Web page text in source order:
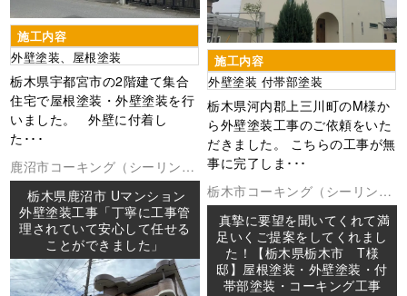
施工内容
外壁塗装、屋根塗装
栃木県宇都宮市の2階建て集合
住宅で屋根塗装・外壁塗装を行
いました。 外壁に付着し
た･･･
施工内容
外壁塗装 付帯部塗装
栃木県河内郡上三川町のM様か
ら外壁塗装工事のご依頼をいた
だきました。 こちらの工事が無
事に完了しま･･･
鹿沼市コーキング（シーリング
外壁塗装防水工事
栃木県鹿沼市 Uマンション
外壁塗装工事「丁寧に工事管
理されていて安心して任せる
ことができました」
栃木市コーキング（シーリング
外壁塗装屋根塗装防水工事
真摯に要望を聞いてくれて満
足いくご提案をしてくれまし
た！【栃木県栃木市 T様
邸】屋根塗装・外壁塗装・付
帯部塗装・コーキング工事